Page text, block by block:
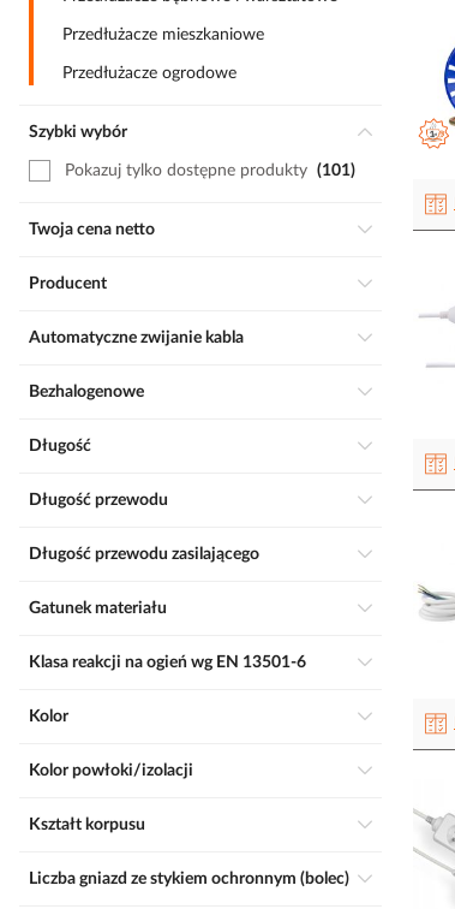
Przedłużacze mieszkaniowe
Przedłużacze ogrodowe
Szybki wybór
Pokazuj tylko dostępne produkty 101
Twoja cena netto
Producent
Automatyczne zwijanie kabla
Bezhalogenowe
Długość
Długość przewodu
Długość przewodu zasilającego
Gatunek materiału
Klasa reakcji na ogień wg EN 13501-6
Kolor
Kolor powłoki/izolacji
Kształt korpusu
Liczba gniazd ze stykiem ochronnym (bolec)